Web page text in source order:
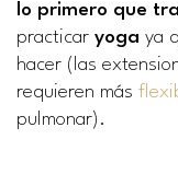
lo primero que
practicar yoga ya
hacer (las
requieren más
pulmonar).